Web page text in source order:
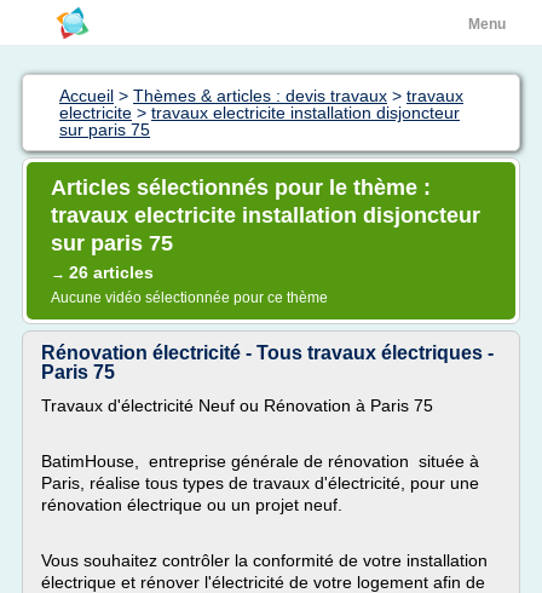
Menu
Accueil > Thèmes & articles : devis travaux > travaux
electricite > travaux electricite installation disjoncteur
sur paris 75
Articles sélectionnés pour le thème :
travaux electricite installation disjoncteur
sur paris 75
→ 26 articles
Aucune vidéo sélectionnée pour ce thème
Rénovation électricité - Tous travaux électriques -
Paris 75
Travaux d'électricité Neuf ou Rénovation à Paris 75
BatimHouse, entreprise générale de rénovation située à
Paris, réalise tous types de travaux d'électricité, pour une
rénovation électrique ou un projet neuf.
Vous souhaitez contrôler la conformité de votre installation
électrique et rénover l'électricité de votre logement afin de